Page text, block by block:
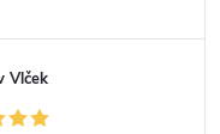
Vlček